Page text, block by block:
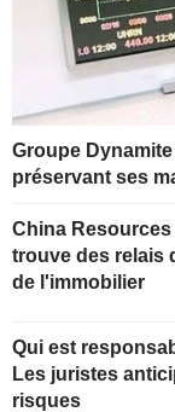
Groupe
préservant ses
China
trouve des relais
de l'immobilier
Qui est
Les juristes
risques